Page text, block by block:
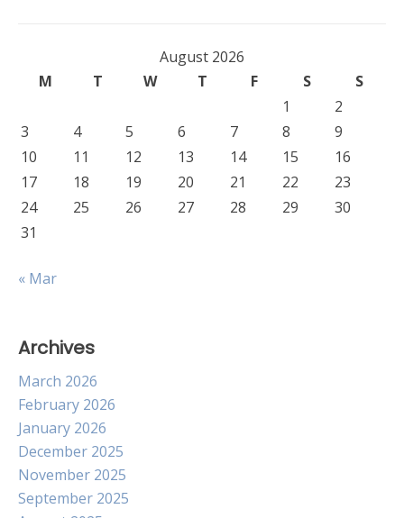
August 2026
M
T W T F S
S
1
2
3
4 5 6 7 8
9
10
11 12 13 14 15
16
17
18 19 20 21 22
23
24
25 26 27 28 29
30
31
« Mar
Archives
March 2026
February 2026
January 2026
December 2025
November 2025
September 2025